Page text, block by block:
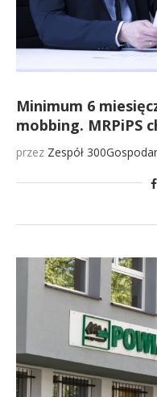
Minimum 6
mobbing. MRPiPS
przez Zespół